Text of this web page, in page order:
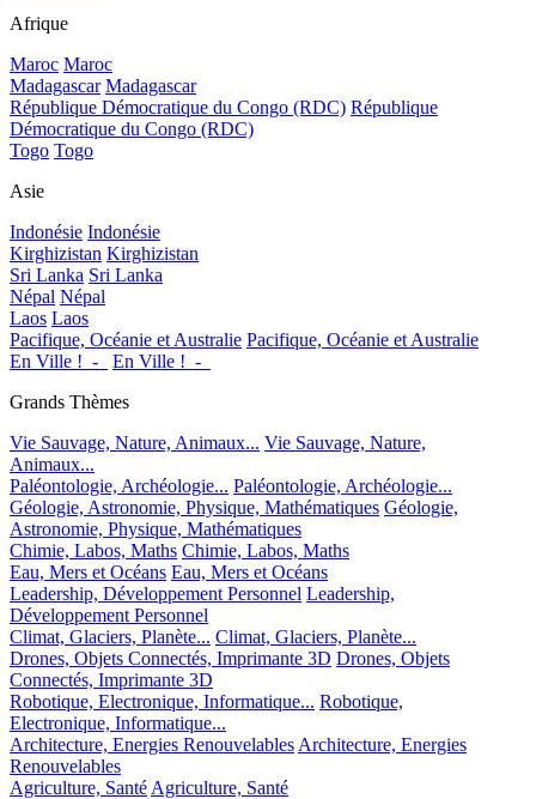
Afrique
Maroc Maroc
Madagascar Madagascar
République Démocratique du Congo (RDC) République
Démocratique du Congo (RDC)
Togo Togo
Asie
Indonésie Indonésie
Kirghizistan Kirghizistan
Sri Lanka Sri Lanka
Népal Népal
Laos Laos
Pacifique, Océanie et Australie Pacifique, Océanie et Australie
En Ville !_-_
En Ville !_-_
Grands Thèmes
Vie Sauvage, Nature, Animaux... Vie Sauvage, Nature,
Animaux...
Paléontologie, Archéologie... Paléontologie, Archéologie...
Géologie, Astronomie, Physique, Mathématiques Géologie,
Astronomie, Physique, Mathématiques
Chimie, Labos, Maths Chimie, Labos, Maths
Eau, Mers et Océans Eau, Mers et Océans
Leadership, Développement Personnel Leadership,
Développement Personnel
Climat, Glaciers, Planète... Climat, Glaciers, Planète...
Drones, Objets Connectés, Imprimante 3D Drones, Objets
Connectés, Imprimante 3D
Robotique, Electronique, Informatique... Robotique,
Electronique, Informatique...
Architecture, Energies Renouvelables Architecture, Energies
Renouvelables
Agriculture, Santé Agriculture, Santé